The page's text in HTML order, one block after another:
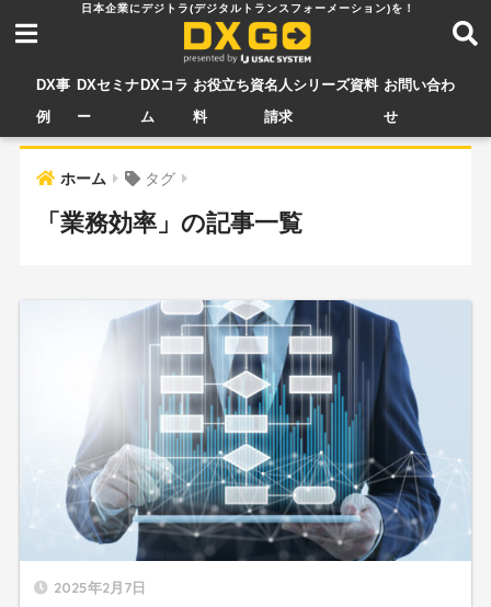
DX事
例
DXセミナ
ー
DXコラ
ム
お役立ち資
料
名人シリーズ資料
請求
お問い合わ
せ
ホーム タグ
「業務効率」の記事一覧
2025年2月7日